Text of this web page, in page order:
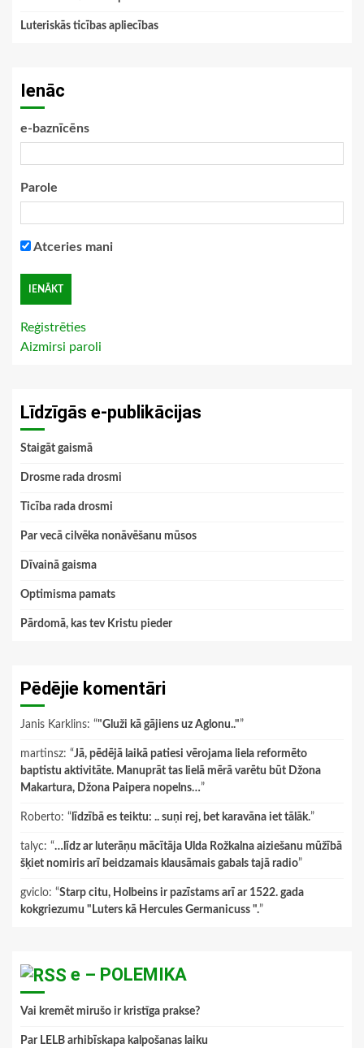
Luteriskās ticības apliecības
Ienāc
e-baznīcēns
Parole
Atceries mani
Reģistrēties
Aizmirsi paroli
Līdzīgās e-publikācijas
Staigāt gaismā
Drosme rada drosmi
Ticība rada drosmi
Par vecā cilvēka nonāvēšanu mūsos
Dīvainā gaisma
Optimisma pamats
Pārdomā, kas tev Kristu pieder
Pēdējie komentāri
Janis Karklins: “"Gluži kā gājiens uz Aglonu.."”
martinsz: “Jā, pēdējā laikā patiesi vērojama liela reformēto
baptistu aktivitāte. Manuprāt tas lielā mērā varētu būt Džona
Makartura, Džona Paipera nopelns…”
Roberto: “ līdzībā es teiktu: .. suņi rej, bet karavāna iet tālāk.”
talyc: “…līdz ar luterāņu mācītāja Ulda Rožkalna aiziešanu mūžībā
šķiet nomiris arī beidzamais klausāmais gabals tajā radio”
gviclo: “Starp citu, Holbeins ir pazīstams arī ar 1522. gada
kokgriezumu "Luters kā Hercules Germanicuss ".”
e – POLEMIKA
Vai kremēt mirušo ir kristīga prakse?
Par LELB arhibīskapa kalpošanas laiku